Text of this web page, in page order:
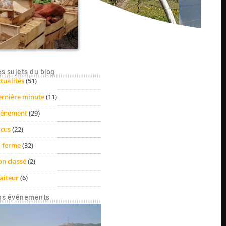
sujets du blog
(51)
minute(11)
(29)
(22)
ferme(32)
classé(2)
(6)
événements